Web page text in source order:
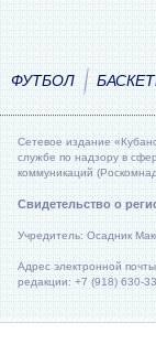
ФУТБОЛ
Сетевое издание
службе по надзору в
коммуникаций
Свидетельство о
Учредитель: Осадник
Адрес электронной
редакции: +7 (918) 630-